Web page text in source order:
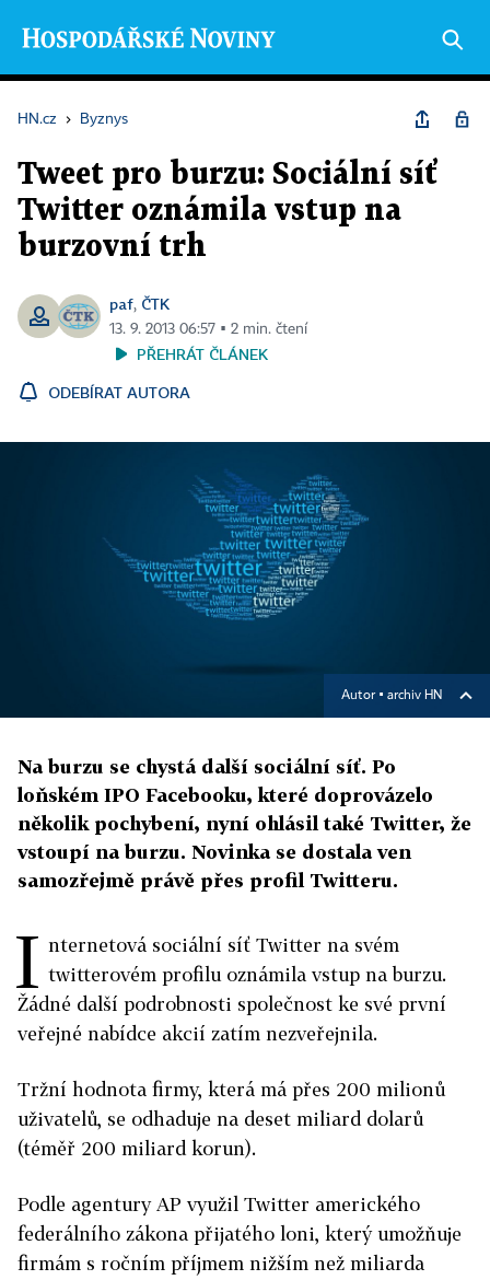
HN.cz › Byznys
Tweet pro burzu: Sociální síť
Twitter oznámila vstup na
burzovní trh
paf, ČTK
13. 9. 2013 06:57 ▪ 2 min. čtení
PŘEHRÁT ČLÁNEK
ODEBÍRAT AUTORA
Autor ▪ archiv HN
Na burzu se chystá další sociální síť. Po
loňském IPO Facebooku, které doprovázelo
několik pochybení, nyní ohlásil také Twitter, že
vstoupí na burzu. Novinka se dostala ven
samozřejmě právě přes profil Twitteru.
I nternetová sociální síť Twitter na svém
twitterovém profilu oznámila vstup na burzu.
Žádné další podrobnosti společnost ke své první
veřejné nabídce akcií zatím nezveřejnila.
Tržní hodnota firmy, která má přes 200 milionů
uživatelů, se odhaduje na deset miliard dolarů
(téměř 200 miliard korun).
Podle agentury AP využil Twitter amerického
federálního zákona přijatého loni, který umožňuje
firmám s ročním příjmem nižším než miliarda